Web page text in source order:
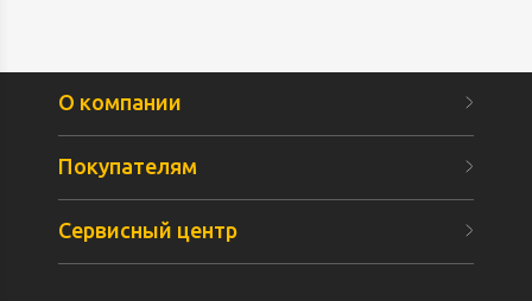
О компании
Покупателям
Сервисный центр